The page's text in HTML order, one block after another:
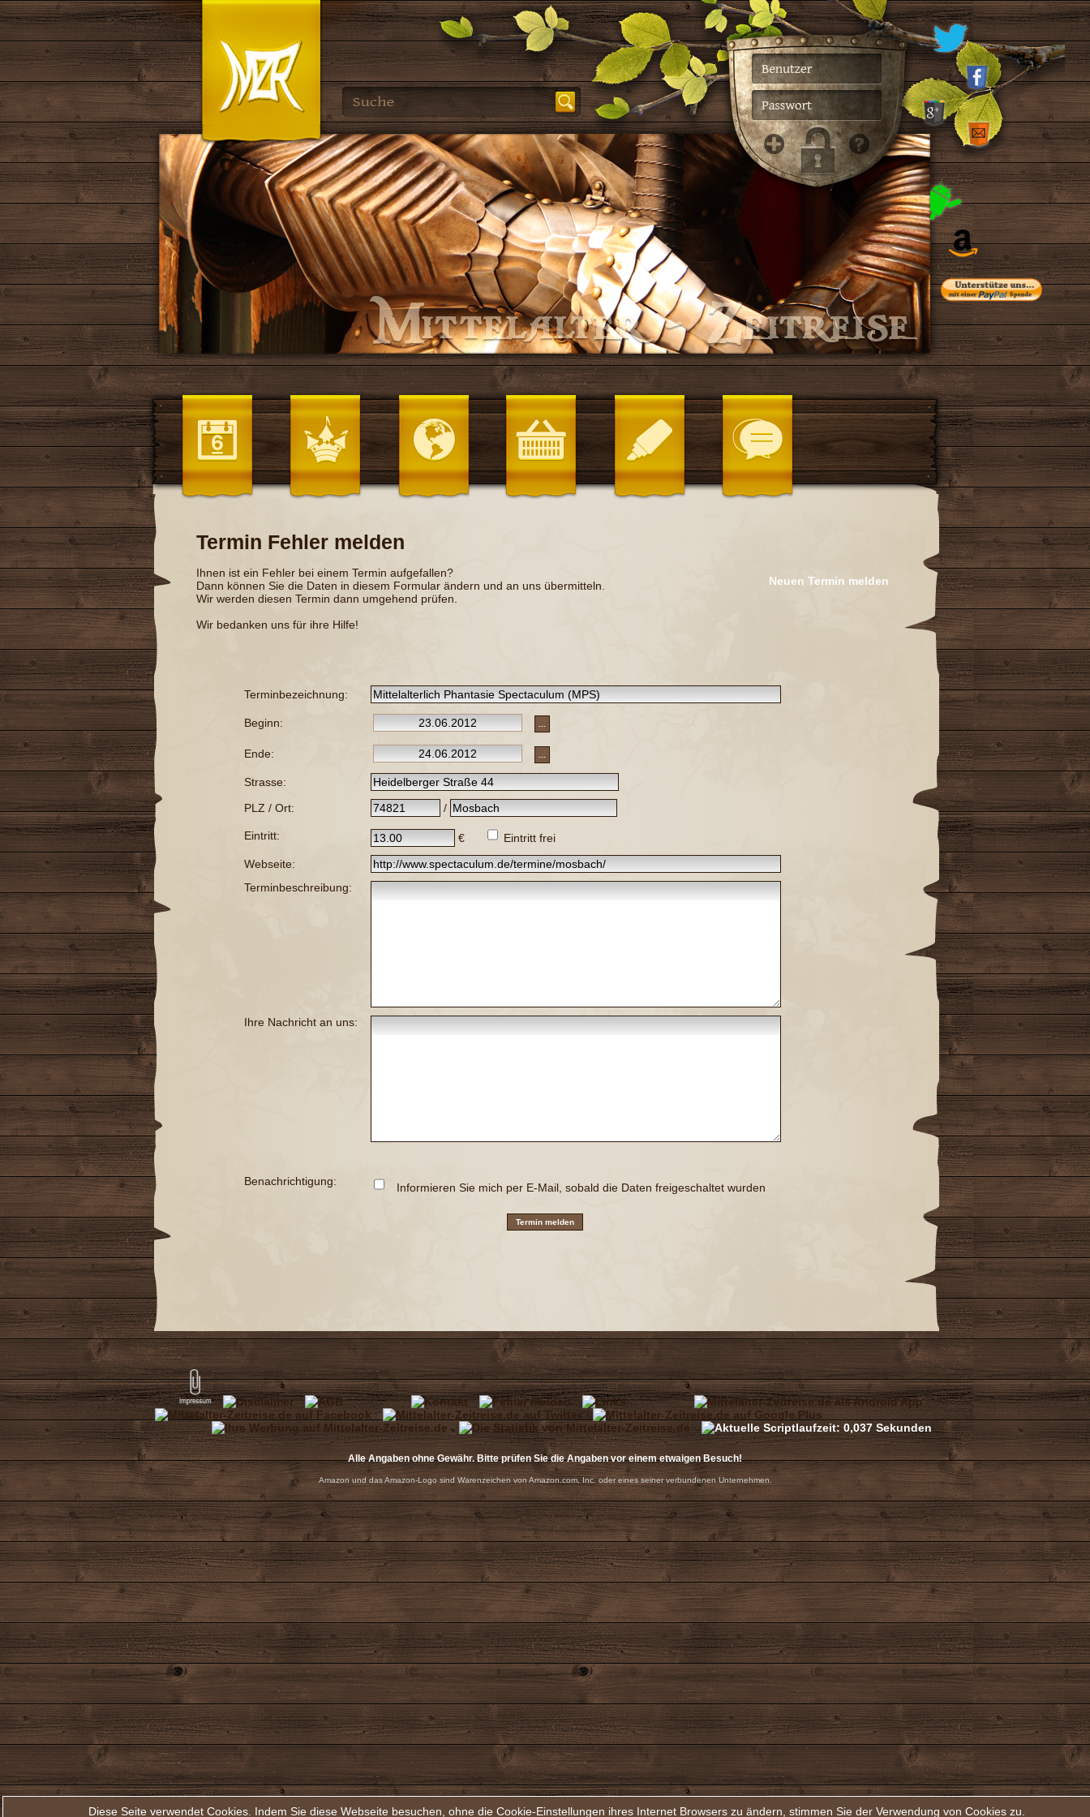
Termin Fehler melden
Neuen Termin melden
Ihnen ist ein Fehler bei einem Termin aufgefallen?
Dann können Sie die Daten in diesem Formular ändern und an uns übermitteln.
Wir werden diesen Termin dann umgehend prüfen.
Wir bedanken uns für ihre Hilfe!
Terminbezeichnung:
Beginn:
Ende:
Strasse:
PLZ / Ort:
/
Eintritt: €
Eintritt frei
Webseite:
Terminbeschreibung:
Ihre Nachricht an uns:
Benachrichtigung: Informieren Sie mich per E-Mail, sobald die Daten freigeschaltet wurden
Alle Angaben ohne Gewähr. Bitte prüfen Sie die Angaben vor einem etwaigen Besuch!
Amazon und das Amazon-Logo sind Warenzeichen von Amazon.com, Inc. oder eines seiner verbundenen Unternehmen.
Diese Seite verwendet Cookies. Indem Sie diese Webseite besuchen, ohne die Cookie-Einstellungen ihres Internet Browsers zu ändern, stimmen Sie der Verwendung von Cookies zu.